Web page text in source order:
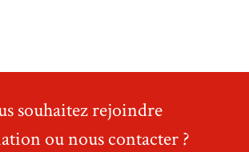
souhaitez rejoindre
ou nous contacter ?